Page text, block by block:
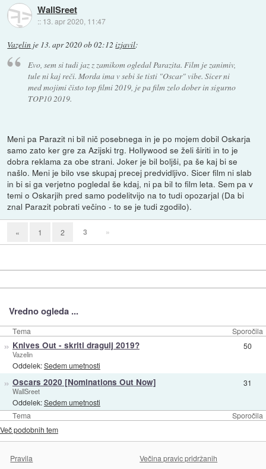
WallSreet
:: 13. apr 2020, 11:47
Vazelin je 13. apr 2020 ob 02:12 izjavil:
Evo, sem si tudi jaz z zamikom ogledal Parazita. Film je zanimiv,
tule ni kaj reči. Morda ima v sebi še tisti "Oscar" vibe. Sicer ni
med mojimi čisto top filmi 2019, je pa film zelo dober in sigurno
TOP10 2019.
Meni pa Parazit ni bil nič posebnega in je po mojem dobil Oskarja
samo zato ker gre za Azijski trg. Hollywood se želi širiti in to je
dobra reklama za obe strani. Joker je bil boljši, pa še kaj bi se
našlo. Meni je bilo vse skupaj precej predvidljivo. Sicer film ni slab
in bi si ga verjetno pogledal še kdaj, ni pa bil to film leta. Sem pa v
temi o Oskarjih pred samo podelitvijo na to tudi opozarjal (Da bi
znal Parazit pobrati večino - to se je tudi zgodilo).
« 1 2 3 »
Vredno ogleda ...
Tema Sporočila
Tema Sporočila
» Knives Out - skriti dragulj 2019?
Vazelin
Oddelek:Sedem umetnosti
50
» Oscars 2020 [Nominations Out Now]
WallSreet
Oddelek:Sedem umetnosti
31
Več podobnih tem
Pravila Večina pravic pridržanih